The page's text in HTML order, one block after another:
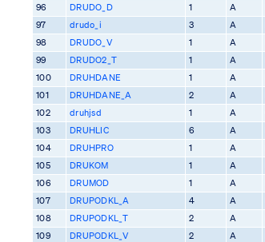
96
DRUDO_D 1 A
97
drudo_i 3 A
98
DRUDO_V 1 A
99
DRUDO2_T 1 A
100
DRUHDANE 1 A
101
DRUHDANE_A 2 A
102
druhjsd 1 A
103
DRUHLIC 6 A
104
DRUHPRO 1 A
105
DRUKOM 1 A
106
DRUMOD 1 A
107
DRUPODKL_A 4 A
108
DRUPODKL_T 2 A
109
DRUPODKL_V 2 A